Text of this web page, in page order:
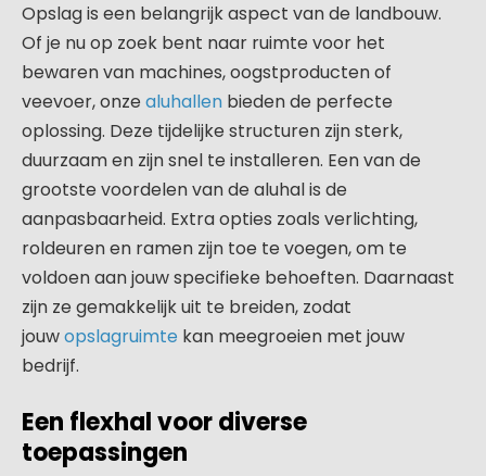
Opslag is een belangrijk aspect van de landbouw.
Of je nu op zoek bent naar ruimte voor het
bewaren van machines, oogstproducten of
veevoer, onze aluhallen bieden de perfecte
oplossing. Deze tijdelijke structuren zijn sterk,
duurzaam en zijn snel te installeren. Een van de
grootste voordelen van de aluhal is de
aanpasbaarheid. Extra opties zoals verlichting,
roldeuren en ramen zijn toe te voegen, om te
voldoen aan jouw specifieke behoeften. Daarnaast
zijn ze gemakkelijk uit te breiden, zodat
jouwopslagruimte kan meegroeien met jouw
bedrijf.
Een flexhal voor diverse
toepassingen